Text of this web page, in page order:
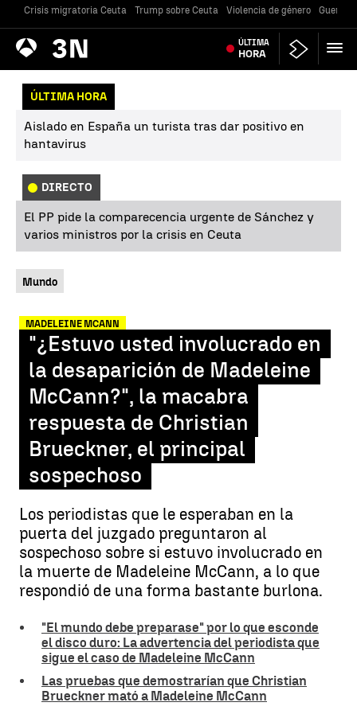
Crisis migratoria Ceuta Trump sobre Ceuta Violencia de género Guerra
Antena
3 Noticias ÚLTIMA
HORA
ÚLTIMA HORA
Aislado en España un turista tras dar positivo en
hantavirus
DIRECTO
El PP pide la comparecencia urgente de Sánchez y
varios ministros por la crisis en Ceuta
Mundo
MADELEINE MCANN
"¿Estuvo usted involucrado en
la desaparición de Madeleine
McCann?", la macabra
respuesta de Christian
Brueckner, el principal
sospechoso
Los periodistas que le esperaban en la
puerta del juzgado preguntaron al
sospechoso sobre si estuvo involucrado en
la muerte de Madeleine McCann, a lo que
respondió de una forma bastante burlona.
"El mundo debe preparase" por lo que esconde
el disco duro: La advertencia del periodista que
sigue el caso de Madeleine McCann
Las pruebas que demostrarían que Christian
Brueckner mató a Madeleine McCann